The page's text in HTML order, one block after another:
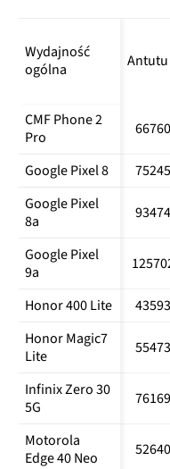
Wydajność
ogólna
Antutu
CMF Phone 2
Pro
Google Pixel 8
Google Pixel
8a
Google Pixel
9a
Honor 400 Lite
Honor Magic7
Lite
Infinix Zero 30
5G
Motorola
Edge 40 Neo